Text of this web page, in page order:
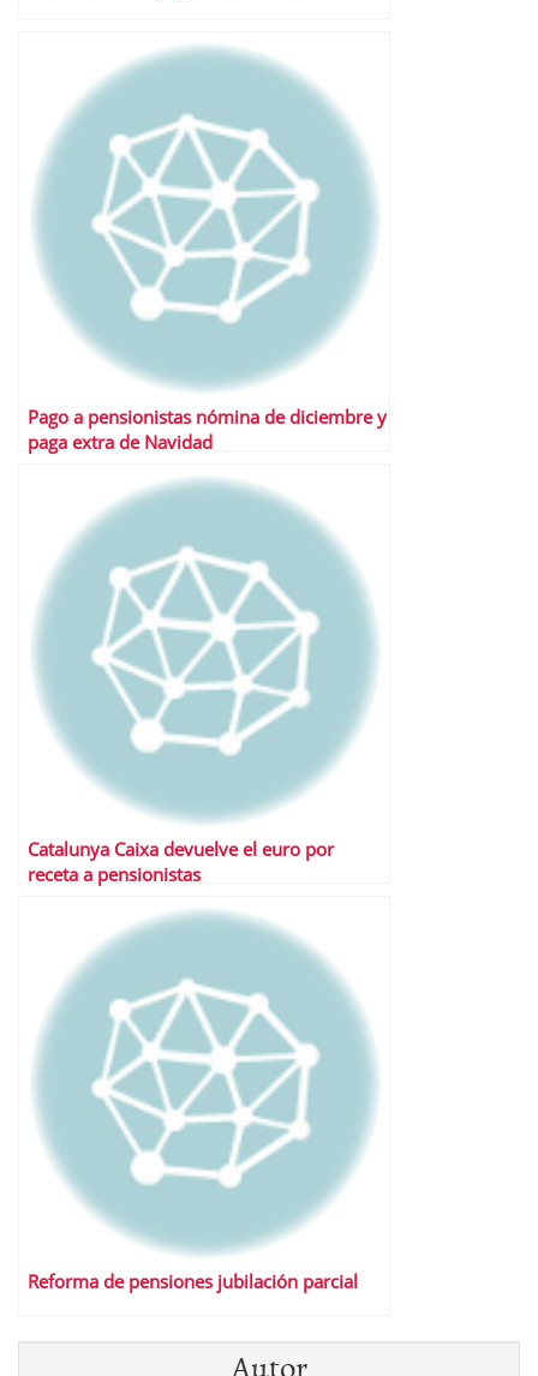
Pago a pensionistas nómina de diciembre y
paga extra de Navidad
Catalunya Caixa devuelve el euro por
receta a pensionistas
Reforma de pensiones jubilación parcial